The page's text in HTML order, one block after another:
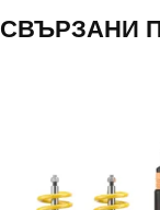
СВЪРЗАНИ